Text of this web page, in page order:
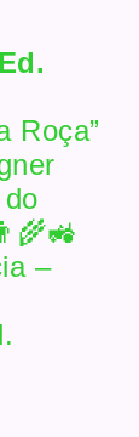
Roça”
–